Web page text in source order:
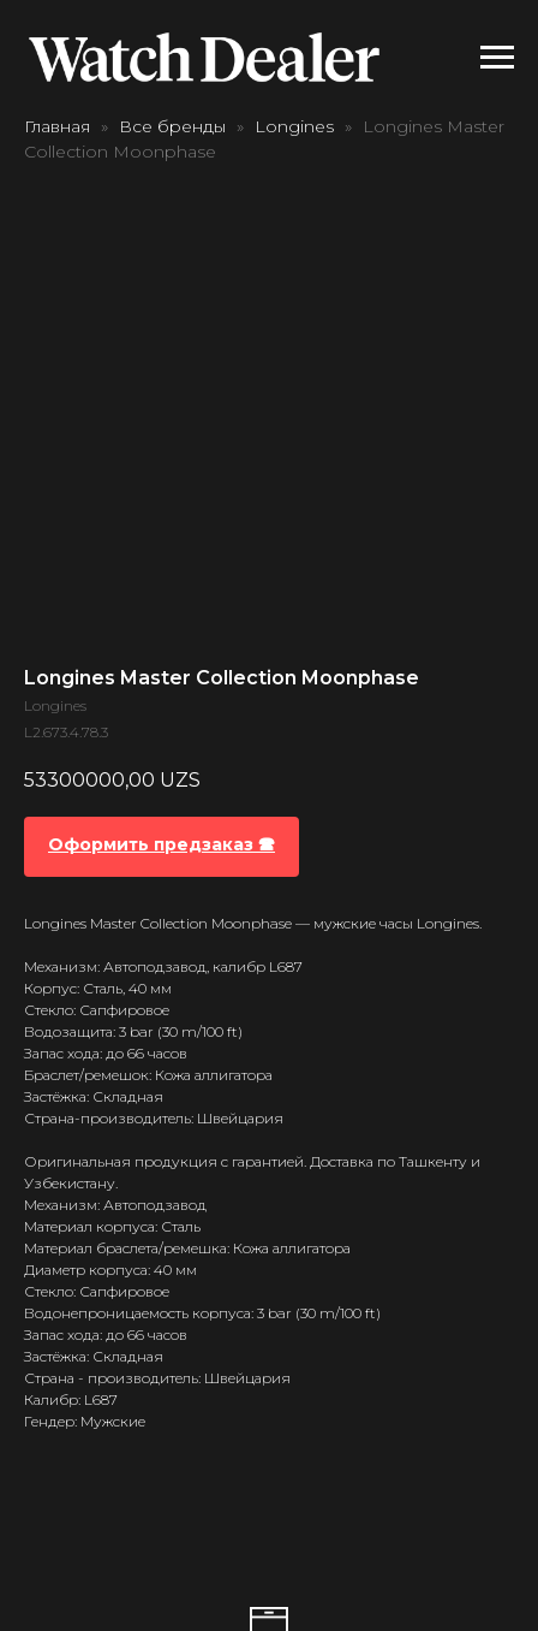
Главная Все бренды Longines
Longines Master
Collection Moonphase
Longines Master Collection Moonphase
Longines
L2.673.4.78.3
53300000,00 UZS
Оформить предзаказ 🕿
Longines Master Collection Moonphase — мужские часы Longines.
Механизм: Автоподзавод, калибр L687
Корпус: Сталь, 40 мм
Стекло: Сапфировое
Водозащита: 3 bar (30 m/100 ft)
Запас хода: до 66 часов
Браслет/ремешок: Кожа аллигатора
Застёжка: Складная
Страна-производитель: Швейцария
Оригинальная продукция с гарантией. Доставка по Ташкенту и
Узбекистану.
Механизм: Автоподзавод
Материал корпуса: Сталь
Материал браслета/ремешка: Кожа аллигатора
Диаметр корпуса: 40 мм
Стекло: Сапфировое
Водонепроницаемость корпуса: 3 bar (30 m/100 ft)
Запас хода: до 66 часов
Застёжка: Складная
Страна - производитель: Швейцария
Калибр: L687
Гендер: Мужские